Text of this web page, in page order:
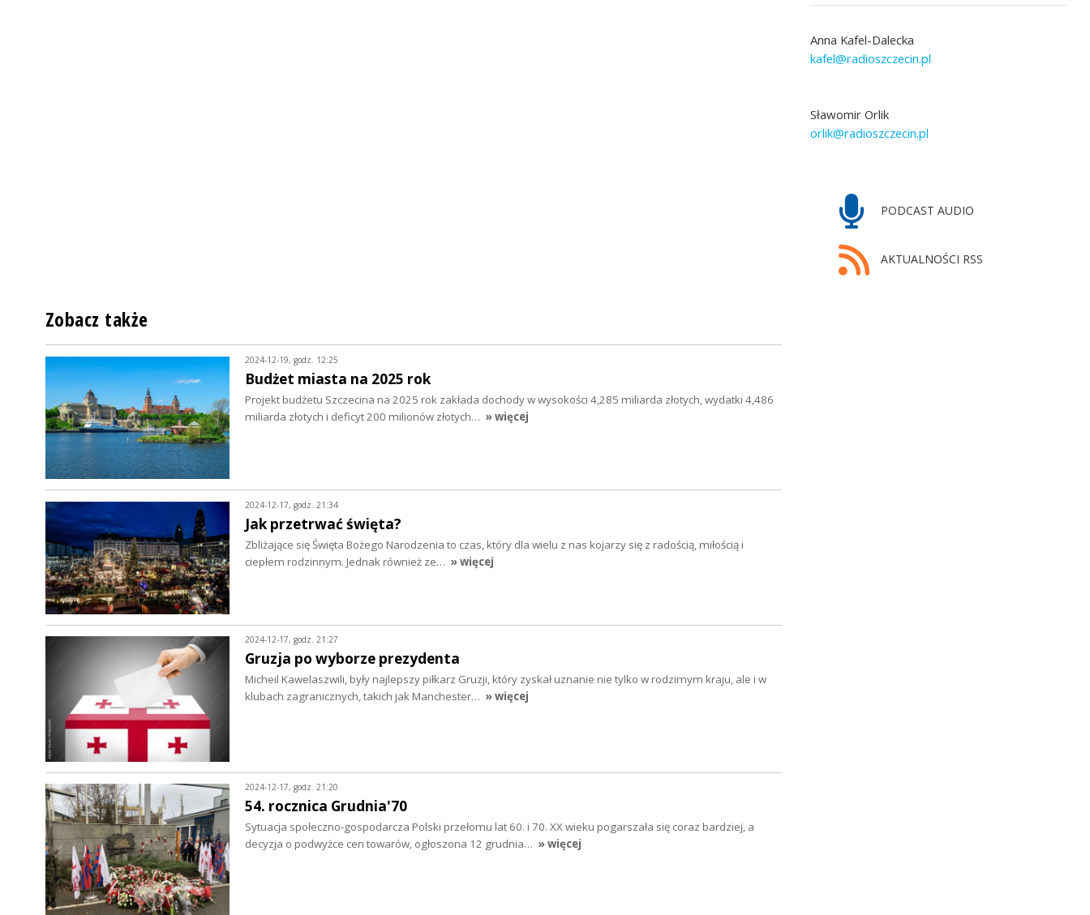
Anna Kafel-Dalecka
kafel@radioszczecin.pl
Sławomir Orlik
orlik@radioszczecin.pl
PODCAST AUDIO
AKTUALNOŚCI RSS
Zobacz także
2024-12-19, godz. 12:25
Budżet miasta na 2025 rok
Projekt budżetu Szczecina na 2025 rok zakłada dochody w wysokości 4,285 miliarda złotych, wydatki 4,486
miliarda złotych i deficyt 200 milionów złotych… » więcej
2024-12-17, godz. 21:34
Jak przetrwać święta?
Zbliżające się Święta Bożego Narodzenia to czas, który dla wielu z nas kojarzy się z radością, miłością i
ciepłem rodzinnym. Jednak również ze… » więcej
2024-12-17, godz. 21:27
Gruzja po wyborze prezydenta
Micheil Kawelaszwili, były najlepszy piłkarz Gruzji, który zyskał uznanie nie tylko w rodzimym kraju, ale i w
klubach zagranicznych, takich jak Manchester… » więcej
2024-12-17, godz. 21:20
54. rocznica Grudnia'70
Sytuacja społeczno-gospodarcza Polski przełomu lat 60. i 70. XX wieku pogarszała się coraz bardziej, a
decyzja o podwyżce cen towarów, ogłoszona 12 grudnia… » więcej